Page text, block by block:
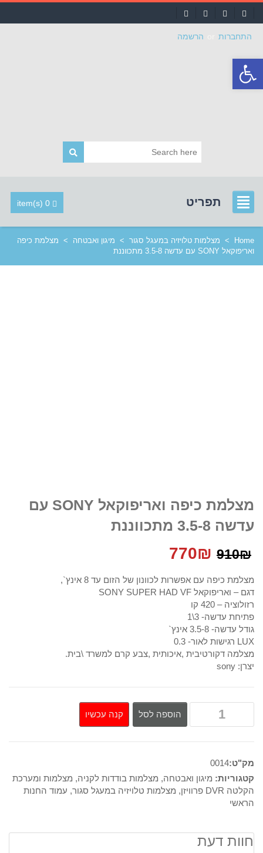
התחברות הרשמה
תפריט 0 item(s)
Home
> מצלמות טלויזיה במעגל סגור > מיגון ואבטחה > מצלמת כיפה
ואריפוקאל SONY עם עדשה 3.5-8 מתכווננת
מצלמת כיפה ואריפוקאל SONY עם
עדשה 3.5-8 מתכווננת
910₪
המחיר
המקורי
היה:
910₪.
770₪
הנוכחי
הוא:
770₪.
מצלמת כיפה עם אפשרות לכוונון של הזום עד 8 אינץ`,
דגם – ואריפוקאל SONY SUPER HAD VF
רזולוציה – 420 קו
פתיחת עדשה- 3\1
גודל עדשה- 3.5-8 אינץ`
LUX רגישות לאור- 0.3
מצלמה דקורטיבית ,איכותית ,צבע קרם למשרד \בית.
יצרן: sony
הוספה לסל קנה עכשיו
מק"ט:0014
קטגוריות: מיגון ואבטחה, מצלמות בודדות לקניה, מצלמות ומערכת
הקלטה DVR פרוויזן
, מצלמות טלויזיה במעגל סגור, עמוד החנות
הראשי
חוות דעת
סרגל
נגישות